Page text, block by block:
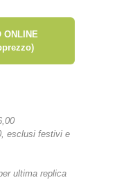
ONLINE
esclusi festivi e
ultima replica